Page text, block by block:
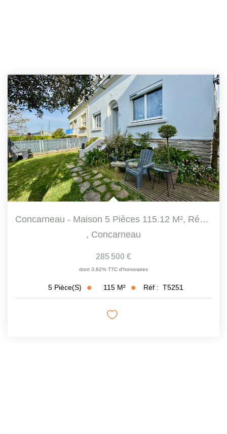
Concarneau - Maison 5 Pièces 115.12 M², Rénovée Et...
, Concarneau
285 500 €
dont 3,82% TTC d'honoraires
5 Pièce(s) 115 M² Réf : T5251